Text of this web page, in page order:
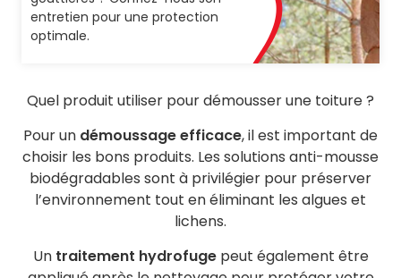
entretien pour une protection
optimale.
Quel produit utiliser pour démousser une toiture ?
Pour un démoussage efficace, il est important de
choisir les bons produits. Les solutions anti-mousse
biodégradables sont à privilégier pour préserver
l’environnement tout en éliminant les algues et
lichens.
Un traitement hydrofugepeut également être